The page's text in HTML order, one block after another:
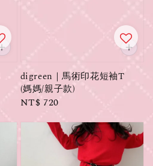
digreen｜馬術印花短袖T
(媽媽/親子款)
Regular
NT$ 720